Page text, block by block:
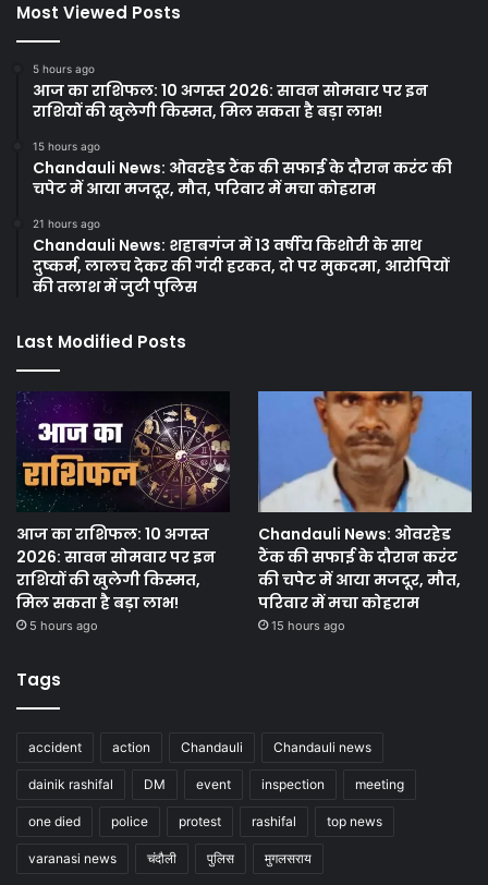
Most Viewed Posts
5 hours ago
आज का राशिफल: 10 अगस्त 2026: सावन सोमवार पर इन
राशियों की खुलेगी किस्मत, मिल सकता है बड़ा लाभ!
15 hours ago
Chandauli News: ओवरहेड टैंक की सफाई के दौरान करंट की
चपेट में आया मजदूर, मौत, परिवार में मचा कोहराम
21 hours ago
Chandauli News: शहाबगंज में 13 वर्षीय किशोरी के साथ
दुष्कर्म, लालच देकर की गंदी हरकत, दो पर मुकदमा, आरोपियों
की तलाश में जुटी पुलिस
Last Modified Posts
आज का राशिफल: 10 अगस्त
2026: सावन सोमवार पर इन
राशियों की खुलेगी किस्मत,
मिल सकता है बड़ा लाभ!
5 hours ago
Chandauli News: ओवरहेड
टैंक की सफाई के दौरान करंट
की चपेट में आया मजदूर, मौत,
परिवार में मचा कोहराम
15 hours ago
Tags
accident action Chandauli Chandauli news
dainik rashifal DM event inspection meeting
one died police protest rashifal top news
varanasi news चंदौली पुलिस मुगलसराय